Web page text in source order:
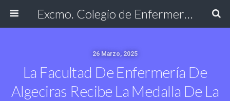
Excmo. Colegio de Enfermería de Cádiz
26 Marzo, 2025
La Facultad De Enfermería De
Algeciras Recibe La Medalla De La